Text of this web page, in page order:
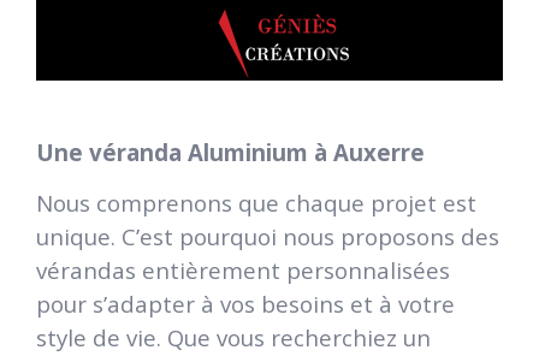
Une véranda Aluminium à Auxerre
Nous comprenons que chaque projet est
unique. C’est pourquoi nous proposons des
vérandas entièrement personnalisées
pour s’adapter à vos besoins et à votre
style de vie. Que vous recherchiez un